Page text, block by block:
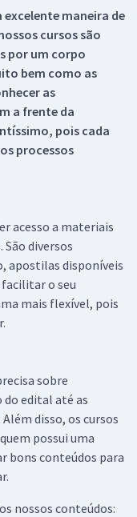
excelente maneira de
cursos são
por um corpo
bem como as
as
a frente da
pois cada
processos
acesso a materiais
diversos
apostilas disponíveis
facilitar o seu
mais flexível, pois
sobre
do edital até as
disso, os cursos
possui uma
bons conteúdos para
nossos conteúdos: